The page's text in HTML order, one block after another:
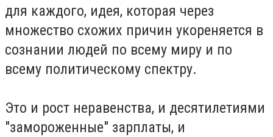
для каждого, идея, которая через
множество схожих причин укореняется в
сознании людей по всему миру и по
всему политическому спектру.
Это и рост неравенства, и десятилетиями
"замороженные" зарплаты, и